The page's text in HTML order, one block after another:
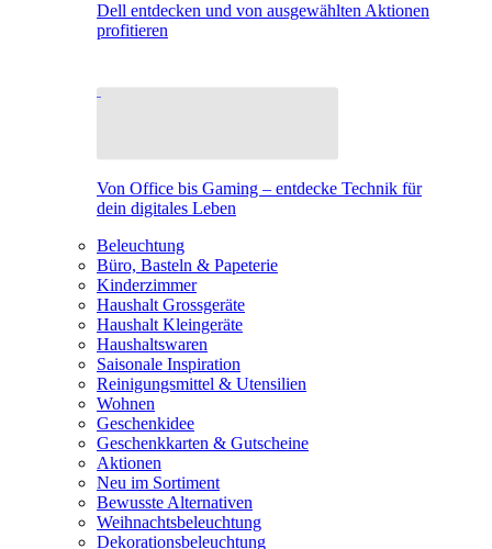
Dell entdecken und von ausgewählten Aktionen
profitieren
Von Office bis Gaming – entdecke Technik für
dein digitales Leben
Beleuchtung
Büro, Basteln & Papeterie
Kinderzimmer
Haushalt Grossgeräte
Haushalt Kleingeräte
Haushaltswaren
Saisonale Inspiration
Reinigungsmittel & Utensilien
Wohnen
Geschenkidee
Geschenkkarten & Gutscheine
Aktionen
Neu im Sortiment
Bewusste Alternativen
Weihnachtsbeleuchtung
Dekorationsbeleuchtung